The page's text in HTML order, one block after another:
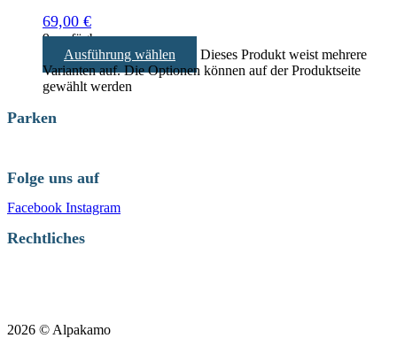
69,00 €
9 verfügbar
Ausführung wählen
Dieses Produkt weist mehrere
Varianten auf. Die Optionen können auf der Produktseite
gewählt werden
Parken
Folge uns auf
Facebook Instagram
Rechtliches
2026 © Alpakamo